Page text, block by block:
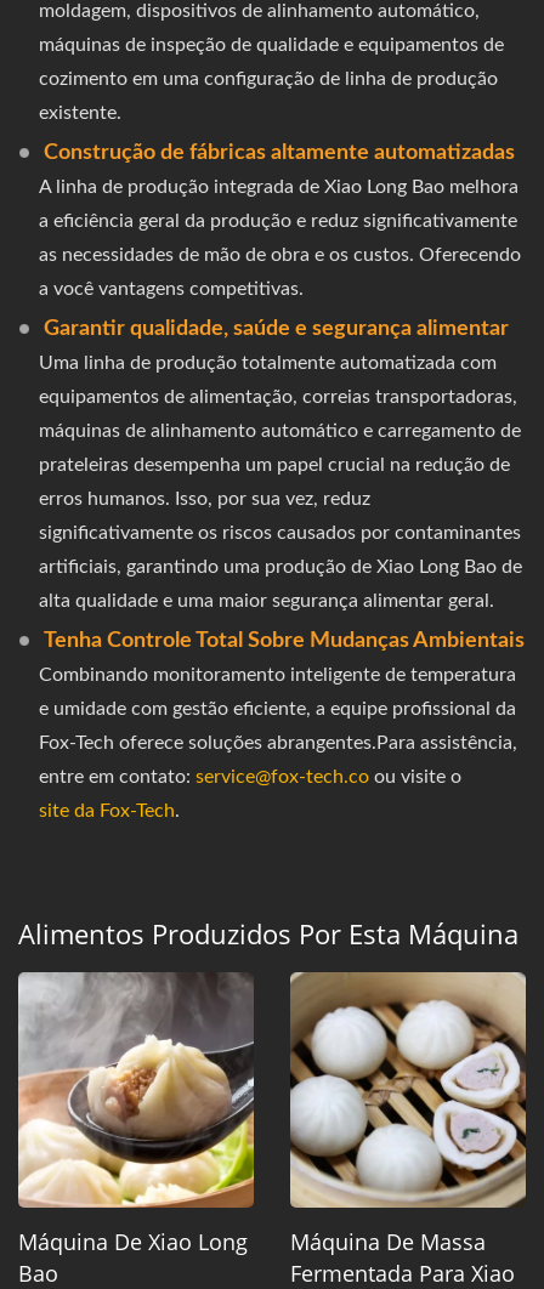
moldagem, dispositivos de alinhamento automático,
máquinas de inspeção de qualidade e equipamentos de
cozimento em uma configuração de linha de produção
existente.
Construção de fábricas altamente automatizadas
A linha de produção integrada de Xiao Long Bao melhora
a eficiência geral da produção e reduz significativamente
as necessidades de mão de obra e os custos. Oferecendo
a você vantagens competitivas.
Garantir qualidade, saúde e segurança alimentar
Uma linha de produção totalmente automatizada com
equipamentos de alimentação, correias transportadoras,
máquinas de alinhamento automático e carregamento de
prateleiras desempenha um papel crucial na redução de
erros humanos. Isso, por sua vez, reduz
significativamente os riscos causados por contaminantes
artificiais, garantindo uma produção de Xiao Long Bao de
alta qualidade e uma maior segurança alimentar geral.
Tenha Controle Total Sobre Mudanças Ambientais
Combinando monitoramento inteligente de temperatura
e umidade com gestão eficiente, a equipe profissional da
Fox-Tech oferece soluções abrangentes.Para assistência,
entre em contato: service@fox-tech.co ou visite o
site da Fox-Tech.
Alimentos Produzidos Por Esta Máquina
Máquina De Xiao Long
Bao
Máquina De Massa
Fermentada Para Xiao